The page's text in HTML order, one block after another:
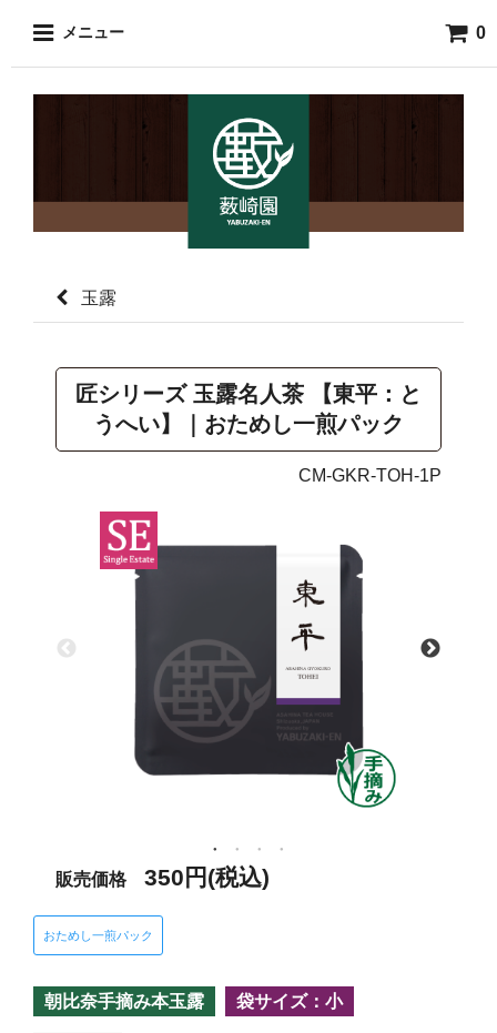
メニュー 0
玉露
匠シリーズ 玉露名人茶 【東平：と
うへい】｜おためし一煎パック
CM-GKR-TOH-1P
販売価格 350円(税込)
おためし一煎パック
朝比奈手摘み本玉露 袋サイズ：小